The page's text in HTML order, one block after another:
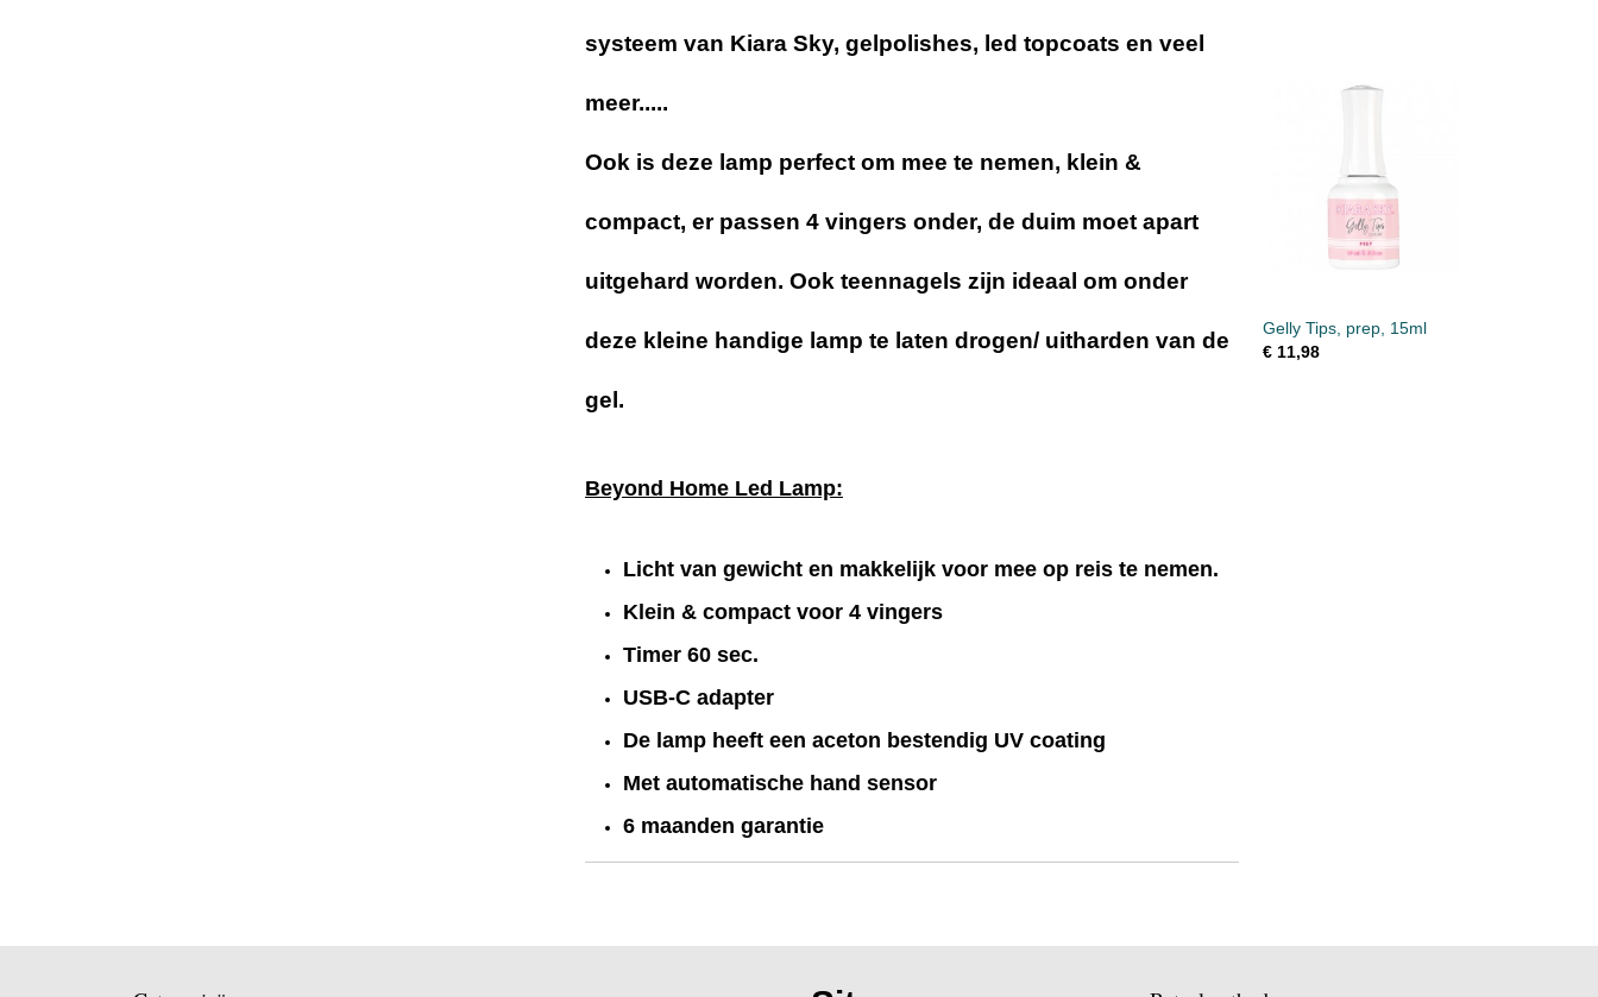
systeem van Kiara Sky, gelpolishes, led topcoats en veel
meer.....
Ook is deze lamp perfect om mee te nemen, klein &
compact, er passen 4 vingers onder, de duim moet apart
uitgehard worden. Ook teennagels zijn ideaal om onder
deze kleine handige lamp te laten drogen/ uitharden van de
gel.
Beyond Home Led Lamp:
Licht van gewicht en makkelijk voor mee op reis te nemen.
Klein & compact voor 4 vingers
Timer 60 sec.
USB-C adapter
De lamp heeft een aceton bestendig UV coating
Met automatische hand sensor
6 maanden garantie
Gelly Tips, prep, 15ml
€ 11,98